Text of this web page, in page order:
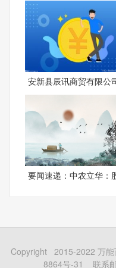
安新县辰讯商贸有限公
要闻速递：中农立华：
Copyright 2015-2022 万能
8864号-31
联系